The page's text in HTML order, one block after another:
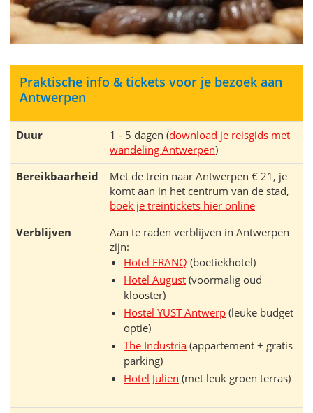
Praktische info & tickets voor je bezoek aan
Antwerpen
Duur 1 - 5 dagen (download je reisgids met
wandeling Antwerpen)
Bereikbaarheid
Met de trein naar Antwerpen € 21, je
komt aan in het centrum van de stad,
boek je treintickets hier online
Verblijven
Aan te raden verblijven in Antwerpen
zijn:
Hotel FRANQ (boetiekhotel)
Hotel August (voormalig oud
klooster)
Hostel YUST Antwerp (leuke budget
optie)
The Industria (appartement + gratis
parking)
Hotel Julien (met leuk groen terras)